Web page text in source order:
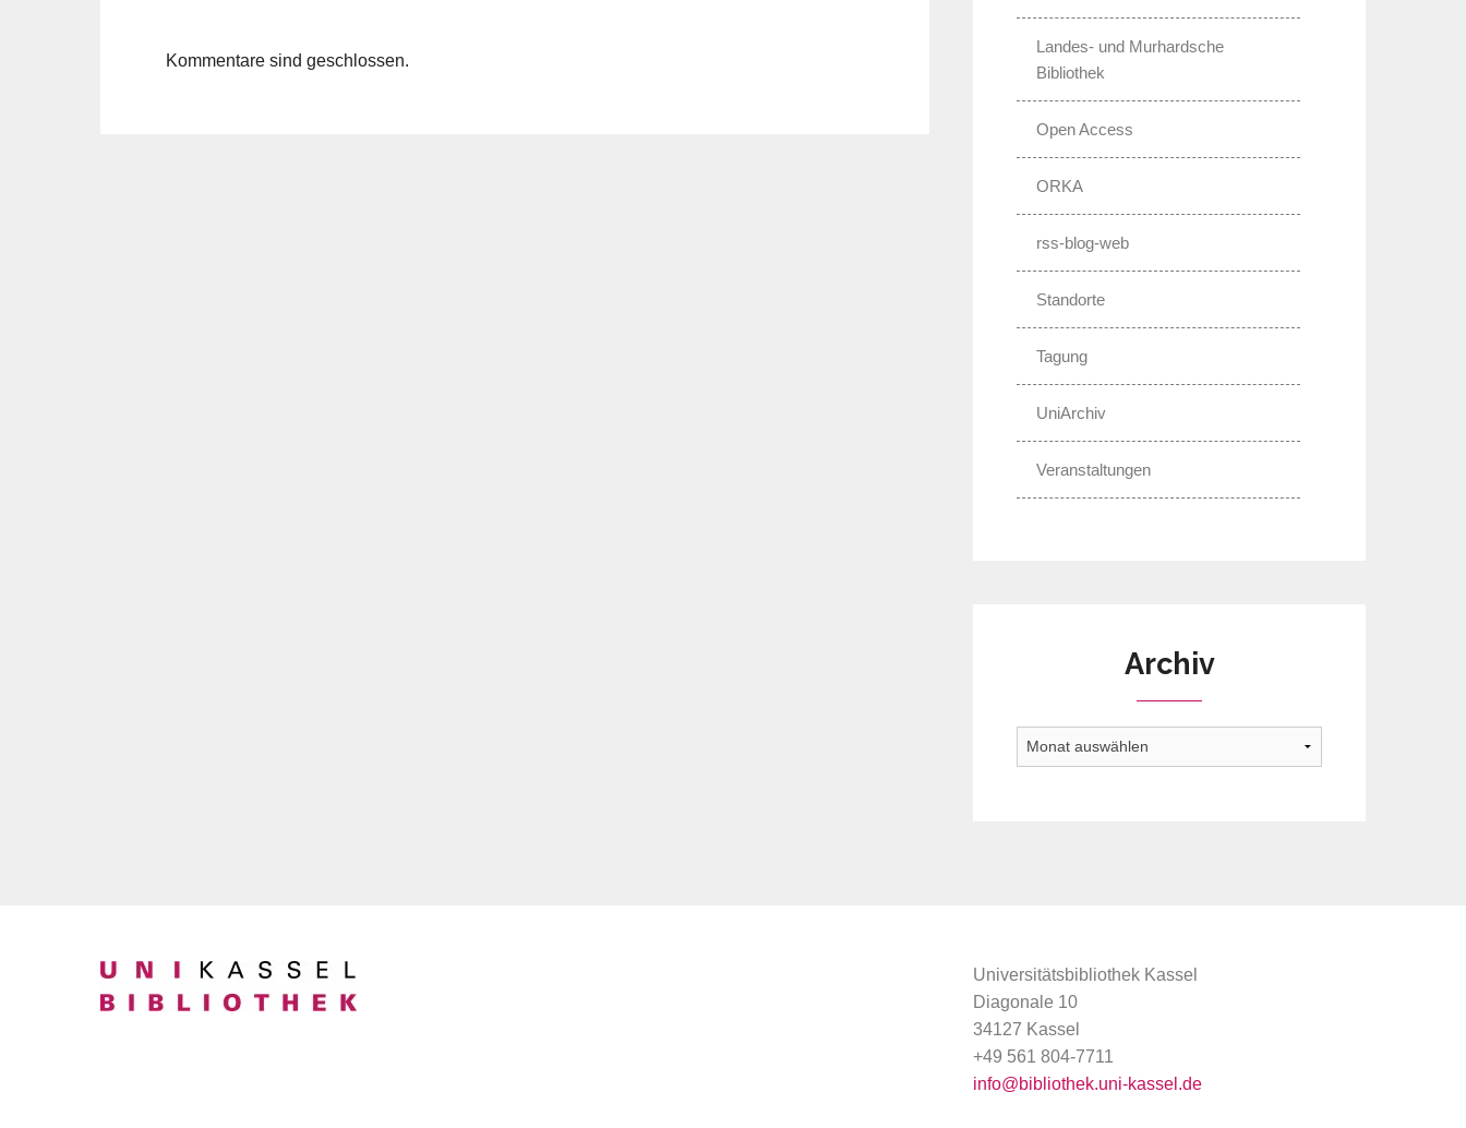
Kommentare sind geschlossen.
Landes- und Murhardsche
Bibliothek
Open Access
ORKA
rss-blog-web
Standorte
Tagung
UniArchiv
Veranstaltungen
Archiv
Archiv
Universitätsbibliothek Kassel
Diagonale 10
34127 Kassel
+49 561 804-7711
info@bibliothek.uni-kassel.de